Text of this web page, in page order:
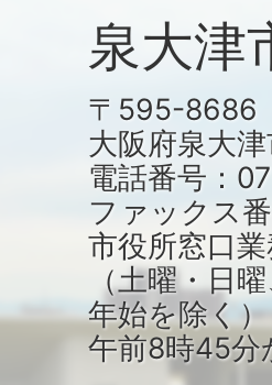
泉大津
〒595-8686
大阪府泉大
電話番号：
ファックス
市役所窓口
（土曜・日
年始を除く）
午前8時45分